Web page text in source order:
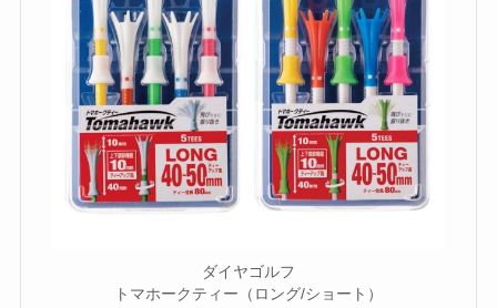
ダイヤゴルフ
トマホークティー（ロング/ショート）